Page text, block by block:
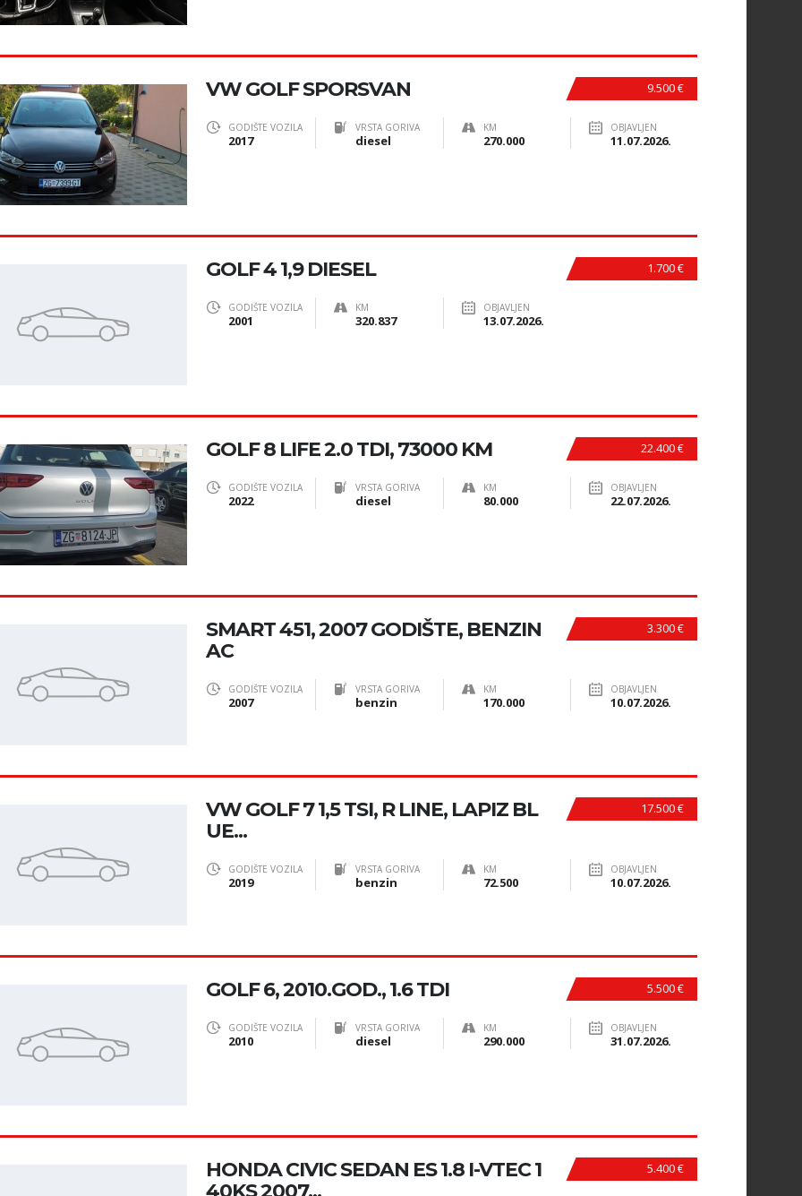
9.500 €
VW GOLF SPORSVAN
GODIŠTE VOZILA
2017
VRSTA GORIVA
diesel
KM
270.000
OBJAVLJEN
11.07.2026.
1.700 €
GOLF 4 1,9 DIESEL
GODIŠTE VOZILA
2001
KM
320.837
OBJAVLJEN
13.07.2026.
22.400 €
GOLF 8 LIFE 2.0 TDI, 73000 KM
GODIŠTE VOZILA
2022
VRSTA GORIVA
diesel
KM
80.000
OBJAVLJEN
22.07.2026.
3.300 €
SMART 451, 2007 GODIŠTE, BENZIN
AC
GODIŠTE VOZILA
2007
VRSTA GORIVA
benzin
KM
170.000
OBJAVLJEN
10.07.2026.
17.500 €
VW GOLF 7 1,5 TSI, R LINE, LAPIZ BL
UE...
GODIŠTE VOZILA
2019
VRSTA GORIVA
benzin
KM
72.500
OBJAVLJEN
10.07.2026.
5.500 €
GOLF 6, 2010.GOD., 1.6 TDI
GODIŠTE VOZILA
2010
VRSTA GORIVA
diesel
KM
290.000
OBJAVLJEN
31.07.2026.
5.400 €
HONDA CIVIC SEDAN ES 1.8 I-VTEC 1
40KS 2007...